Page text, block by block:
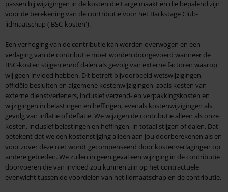
passen bij wijzigingen in de kosten die Large maakt en die bepalend zijn
voor de berekening van de contributie voor het Backstage Club-
lidmaatschap ('BSC-kosten').
Een verhoging van de contributie kan worden overwogen en een
verlaging van de contributie moet worden doorgevoerd wanneer de
BSC-kosten stijgen en/of dalen als gevolg van externe factoren waarop
wij geen invloed hebben. Dit betreft bijvoorbeeld wetswijzigingen,
officiële besluiten en algemene kostenwijzigingen, zoals kosten van
externe dienstverleners, inclusief verzend- en verpakkingskosten en
wijzigingen in belastingen en heffingen, evenals kostenwijzigingen als
gevolg van inflatie of deflatie. We wijzigen de contributie alleen als onze
kosten, inclusief belastingen en heffingen, in totaal stijgen of dalen. Dat
betekent dat we een kostenstijging alleen aan jou doorberekenen als en
voor zover deze niet wordt gecompenseerd door kostenverlagingen op
andere gebieden. We zullen in geen geval een wijziging in de contributie
doorvoeren die van invloed zou kunnen zijn op het contractuele
evenwicht tussen de voordelen van het lidmaatschap en de contributie.